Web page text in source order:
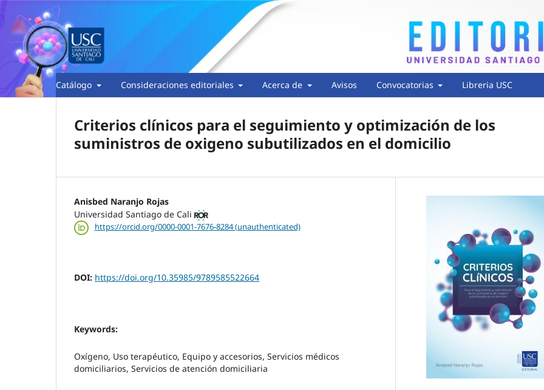
Catálogo Consideraciones editoriales Acerca de Avisos Convocatorias Libreria USC
Criterios clínicos para el seguimiento y optimización de los
suministros de oxigeno subutilizados en el domicilio
Anisbed Naranjo Rojas
Universidad Santiago de Cali
https://orcid.org/0000-0001-7676-8284 (unauthenticated)
DOI: https://doi.org/10.35985/9789585522664
Keywords:
Oxígeno, Uso terapéutico, Equipo y accesorios, Servicios médicos
domiciliarios, Servicios de atención domiciliaria